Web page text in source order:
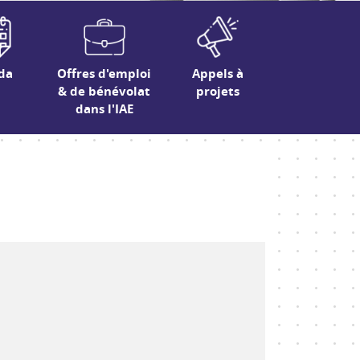
Offres d'emploi
& de bénévolat
dans l'IAE
Appels à
projets